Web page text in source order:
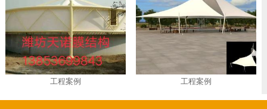
工程案例 工程案例